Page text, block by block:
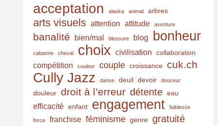
-
m
a
acceptation alaska animal arbres
arts visuels attention attitude aventure
banalité bien/mal blessure blog bonheur
cabanne cheval choix civilisation collaboration
compétition couleur couple croissance cuk.ch
Cully Jazz danse deuil devoir douceur
douleur droit à l’erreur détente eau
efficacité enfant engagement faiblesse
force franchise féminisme genre gratuité